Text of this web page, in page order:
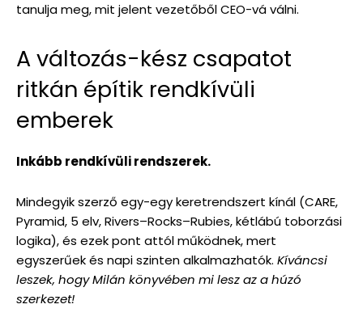
tanulja meg, mit jelent vezetőből CEO-vá válni.
A változás-kész csapatot
ritkán építik rendkívüli
emberek
Inkább rendkívüli rendszerek.
Mindegyik szerző egy-egy keretrendszert kínál (CARE,
Pyramid, 5 elv, Rivers–Rocks–Rubies, kétlábú toborzási
logika), és ezek pont attól működnek, mert
egyszerűek és napi szinten alkalmazhatók. Kíváncsi
leszek, hogy Milán könyvében mi lesz az a húzó
szerkezet!